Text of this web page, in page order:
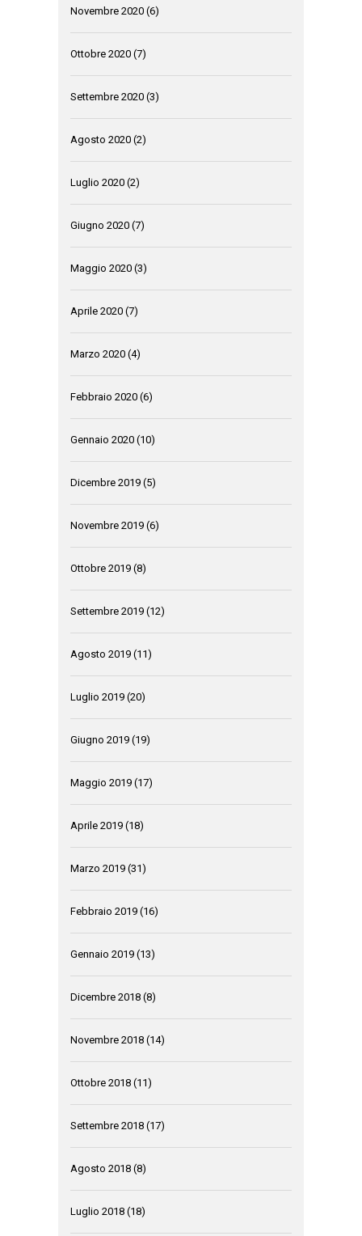
Novembre 2020 (6)
Ottobre 2020 (7)
Settembre 2020 (3)
Agosto 2020 (2)
Luglio 2020 (2)
Giugno 2020 (7)
Maggio 2020 (3)
Aprile 2020 (7)
Marzo 2020 (4)
Febbraio 2020 (6)
Gennaio 2020 (10)
Dicembre 2019 (5)
Novembre 2019 (6)
Ottobre 2019 (8)
Settembre 2019 (12)
Agosto 2019 (11)
Luglio 2019 (20)
Giugno 2019 (19)
Maggio 2019 (17)
Aprile 2019 (18)
Marzo 2019 (31)
Febbraio 2019 (16)
Gennaio 2019 (13)
Dicembre 2018 (8)
Novembre 2018 (14)
Ottobre 2018 (11)
Settembre 2018 (17)
Agosto 2018 (8)
Luglio 2018 (18)